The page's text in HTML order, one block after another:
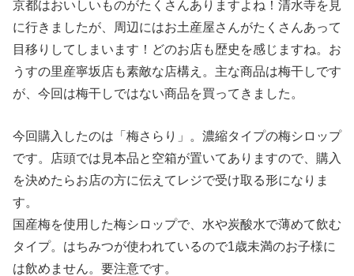
京都はおいしいものがたくさんありますよね！清水寺を見
に行きましたが、周辺にはお土産屋さんがたくさんあって
目移りしてしまいます！どのお店も歴史を感じますね。お
うすの里産寧坂店も素敵な店構え。主な商品は梅干しです
が、今回は梅干しではない商品を買ってきました。
今回購入したのは「梅さらり」。濃縮タイプの梅シロップ
です。店頭では見本品と空箱が置いてありますので、購入
を決めたらお店の方に伝えてレジで受け取る形になりま
す。
国産梅を使用した梅シロップで、水や炭酸水で薄めて飲む
タイプ。はちみつが使われているので1歳未満のお子様に
は飲めません。要注意です。